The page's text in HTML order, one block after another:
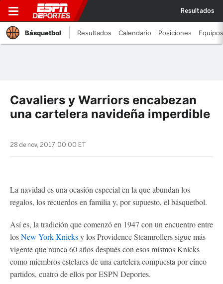
Resultados
Básquetbol Resultados Calendario Posiciones Equipos
Cavaliers y Warriors encabezan
una cartelera navideña imperdible
28 de nov, 2017, 00:00 ET
La navidad es una ocasión especial en la que abundan los
regalos, los recuerdos en familia y, por supuesto, el básquetbol.
Así es, la tradición que comenzó en 1947 con un encuentro entre
losNew York Knicksy los Providence Steamrollers sigue más
vigente que nunca 60 años después con esos mismos Knicks
como miembros estelares de una cartelera compuesta por cinco
partidos, cuatro de ellos por ESPN Deportes.